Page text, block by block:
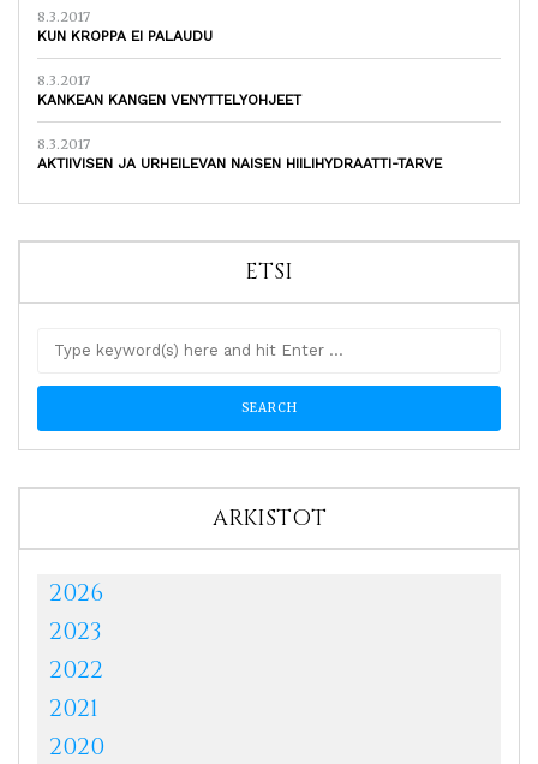
8.3.2017
KUN KROPPA EI PALAUDU
8.3.2017
KANKEAN KANGEN VENYTTELYOHJEET
8.3.2017
AKTIIVISEN JA URHEILEVAN NAISEN HIILIHYDRAATTI-TARVE
ETSI
ARKISTOT
2026
2023
2022
2021
2020